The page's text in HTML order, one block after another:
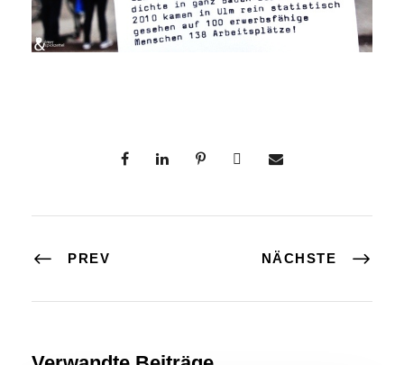
PREV NÄCHSTE